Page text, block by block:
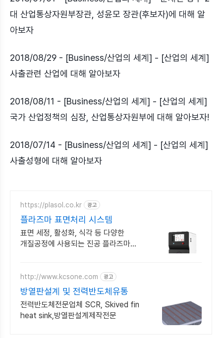
대 산업통상자원부장관, 성윤모 장관(후보자)에 대해 알
아보자
2018/08/29 - [Business/산업의 세계] - [산업의 세계]
사출관련 산업에 대해 알아보자
2018/08/11 - [Business/산업의 세계] - [산업의 세계]
국가 산업정책의 심장, 산업통상자원부에 대해 알아보자!
2018/07/14 - [Business/산업의 세계] - [산업의 세계]
사출성형에 대해 알아보자
https://plasol.co.kr 광고
플라즈마 표면처리 시스템
표면 세정, 활성화, 식각 등 다양한
개질공정에 사용되는 진공 플라즈마
http://www.kcsone.com 광고
방열판설계 및 전력반도체유통
전력반도체전문업체 SCR, Skived fin
heat sink,방열판설계제작전문